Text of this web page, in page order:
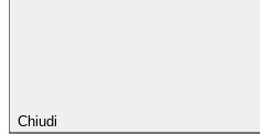
Chiudi